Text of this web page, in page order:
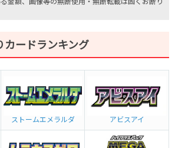
金額、画像等の無断使用・無断転載は固くお断り
カードランキング
ストームエメラルダ アビスアイ